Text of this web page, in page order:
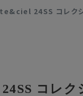
24SS コレク
コレク